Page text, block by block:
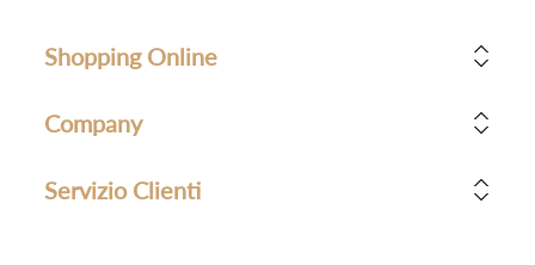
Shopping Online
Company
Servizio Clienti